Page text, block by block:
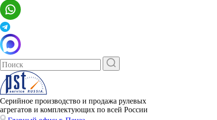
Серийное производство и продажа рулевых
агрегатов и комплектующих по всей России